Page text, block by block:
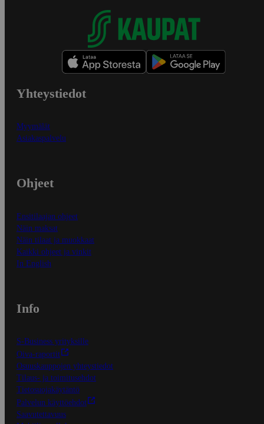
Yhteystiedot
Myymälät
Asiakaspalvelu
Ohjeet
Ensitilaajan ohjeet
Näin maksat
Näin tilaat ja muokkaat
Kaikki ohjeet ja vinkit
In English
Info
S-Business yrityksille
Oiva-raportit
Osuuskauppojen yhteystiedot
Tilaus- ja toimitusehdot
Tietosuojakäytäntö
Palvelun käyttöehdot
Saavutettavuus